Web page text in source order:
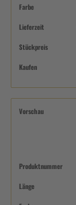
Farbe
Lieferzeit
Stückpreis
Kaufen
Vorschau
Produktnummer
Länge